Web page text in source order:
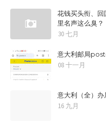
花钱买头衔、
里名声这么臭？
30 七月
意大利邮局
08 十一月
意大利（全）
16 九月